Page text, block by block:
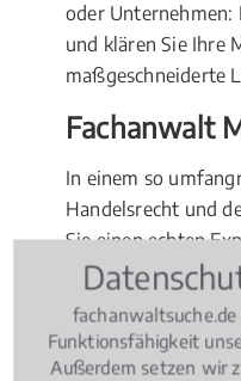
oder
und klären Sie Ihre
maßgeschneiderte
Fachanwalt
In einem so
Handelsrecht und
Sie einen echten
diesbezüglicher
Expertise.
Fachanwalt in oder
haben Sie kurze
Funktionsfähigkeit
Außerdem setzen wir